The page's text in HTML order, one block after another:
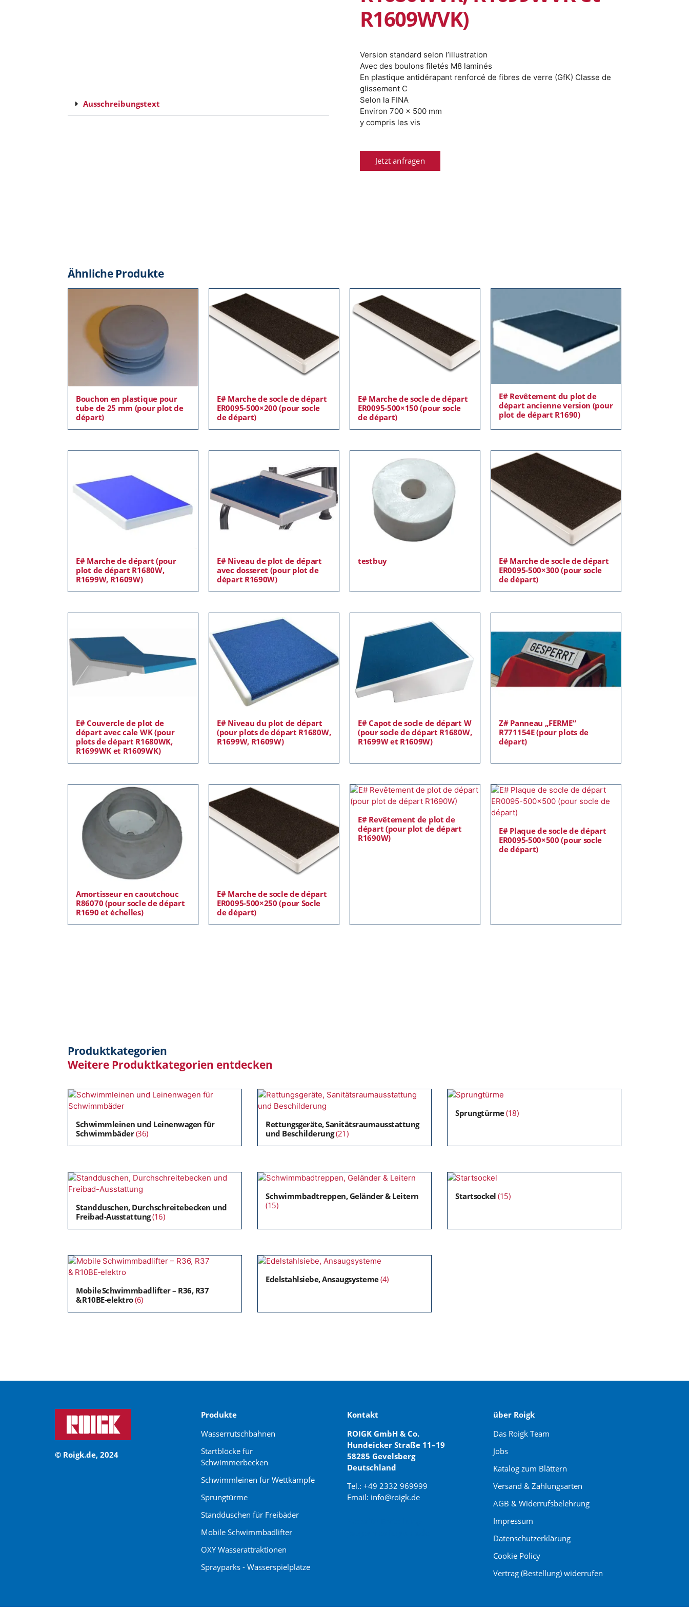
Ausschreibungstext
R1609WVK)
Version standard selon l’illustration
Avec des boulons filetés M8 laminés
En plastique antidérapant renforcé de fibres de verre (GfK) Classe de
glissement C
Selon la FINA
Environ 700 x 500 mm
y compris les vis
Jetzt anfragen
Ähnliche Produkte
Bouchon en plastique pour
tube de 25 mm (pour plot de
départ)
E# Marche de socle de départ
ER0095-500×200 (pour socle
de départ)
E# Marche de socle de départ
ER0095-500×150 (pour socle
de départ)
E# Revêtement du plot de
départ ancienne version (pour
plot de départ R1690)
E# Marche de départ (pour
plot de départ R1680W,
R1699W, R1609W)
E# Niveau de plot de départ
avec dosseret (pour plot de
départ R1690W)
testbuy
E# Marche de socle de départ
ER0095-500×300 (pour socle
de départ)
E# Couvercle de plot de
départ avec cale WK (pour
plots de départ R1680WK,
R1699WK et R1609WK)
E# Niveau du plot de départ
(pour plots de départ R1680W,
R1699W, R1609W)
E# Capot de socle de départ W
(pour socle de départ R1680W,
R1699W et R1609W)
Z# Panneau „FERME“
R771154E (pour plots de
départ)
Amortisseur en caoutchouc
R86070 (pour socle de départ
R1690 et échelles)
E# Marche de socle de départ
ER0095-500×250 (pour Socle
de départ)
E# Revêtement de plot de
départ (pour plot de départ
R1690W)
E# Plaque de socle de départ
ER0095-500×500 (pour socle
de départ)
Produktkategorien
Weitere Produktkategorien entdecken
Schwimmleinen und Leinenwagen für
Schwimmbäder(36)
Rettungsgeräte, Sanitätsraumausstattung
und Beschilderung(21)
Sprungtürme(18)
Standduschen, Durchschreitebecken und
Freibad-Ausstattung(16)
Schwimmbadtreppen, Geländer & Leitern
(15)
Startsockel (15)
Mobile Schwimmbadlifter – R36, R37
& R10BE‑elektro(6)
Edelstahlsiebe, Ansaugsysteme(4)
© Roigk.de, 2024
Produkte
Wasserrutschbahnen
Startblöcke für
Schwimmerbecken
Schwimmleinen für Wettkämpfe
Sprungtürme
Standduschen für Freibäder
Mobile Schwimmbadlifter
OXY Wasserattraktionen
Sprayparks - Wasserspielplätze
Kontakt
ROIGK GmbH & Co.
Hundeicker Straße 11–19
58285 Gevelsberg
Deutschland
Tel.: +49 2332 969999
Email: info@roigk.de
über Roigk
Das Roigk Team
Jobs
Katalog zum Blättern
Versand & Zahlungsarten
AGB & Widerrufsbelehrung
Impressum
Datenschutzerklärung
Cookie Policy
Vertrag (Bestellung) widerrufen